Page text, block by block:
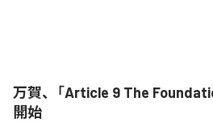
万賀、「Article 9 The
開始